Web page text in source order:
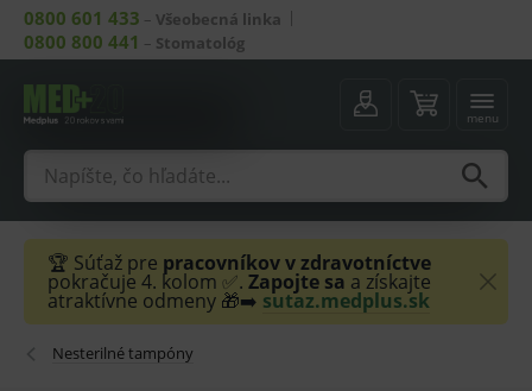
0800 601 433 – Všeobecná linka
0800 800 441 – Stomatológ
menu
🏆 Súťaž pre pracovníkov v zdravotníctve
pokračuje 4. kolom ✅. Zapojte sa a získajte
atraktívne odmeny 🎁➡️ sutaz.medplus.sk
Nesterilné tampóny